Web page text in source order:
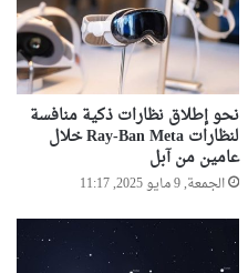
نحو إطلاق نظارات ذكية منافسة
لنظارات Ray-Ban Meta خلال
عامين من آبل
الجمعة, 9 مايو 2025, 11:17